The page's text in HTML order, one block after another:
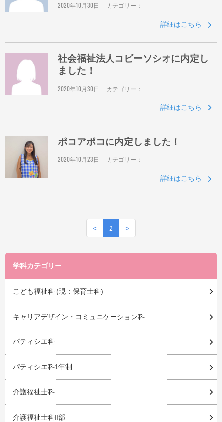
2020年10月30日 カテゴリー：
詳細はこちら
社会福祉法人コビーソシオに内定し
ました！
2020年10月30日 カテゴリー：
詳細はこちら
ポコアポコに内定しました！
2020年10月23日 カテゴリー：
詳細はこちら
< 2 >
学科カテゴリー
こども福祉科 (現：保育士科)
キャリアデザイン・コミュニケーション科
パティシエ科
パティシエ科1年制
介護福祉士科
介護福祉士科II部